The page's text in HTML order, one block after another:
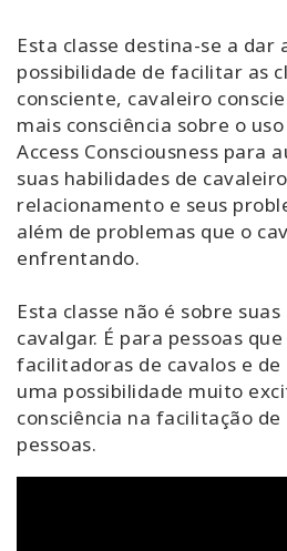
More
Novidades
CONTATO
Esta classe destina-se a dar
possibilidade de facilitar as
consciente, cavaleiro
mais consciência sobre o
Access Consciousness para
suas habilidades de
relacionamento e seus
além de problemas que o
enfrentando.
Esta classe não é sobre
cavalgar. É para pessoas
facilitadoras de cavalos e de
uma possibilidade muito
consciência na facilitação de
pessoas.